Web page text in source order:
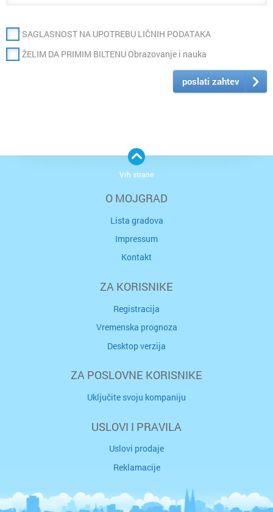
SAGLASNOST NA UPOTREBU LIČNIH PODATAKA
ŽELIM DA PRIMIM BILTENU Obrazovanje i nauka
poslati zahtev
O MOJGRAD
Lista gradova
Impressum
Kontakt
ZA KORISNIKE
Registracija
Vremenska prognoza
Desktop verzija
ZA POSLOVNE KORISNIKE
Uključite svoju kompaniju
USLOVI I PRAVILA
Uslovi prodaje
Reklamacije
Vrh strane